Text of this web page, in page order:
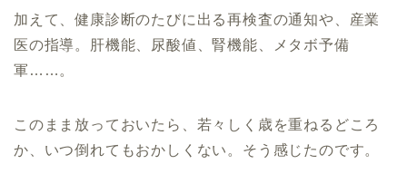
加えて、健康診断のたびに出る再検査の通知や、産業
医の指導。肝機能、尿酸値、腎機能、メタボ予備
軍……。
このまま放っておいたら、若々しく歳を重ねるどころ
か、いつ倒れてもおかしくない。そう感じたのです。